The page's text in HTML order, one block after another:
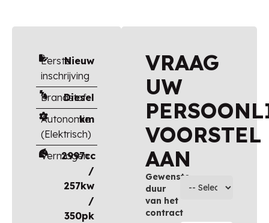
Eerste
inschrijving
Nieuw
Brandstof
Diesel
Autonomie
(Elektrisch)
km
Vermogen
2997cc
/
257kw
/
350pk
VRAAG
UW
VOORSTEL
AAN
Gewenste
duur
van het
contract